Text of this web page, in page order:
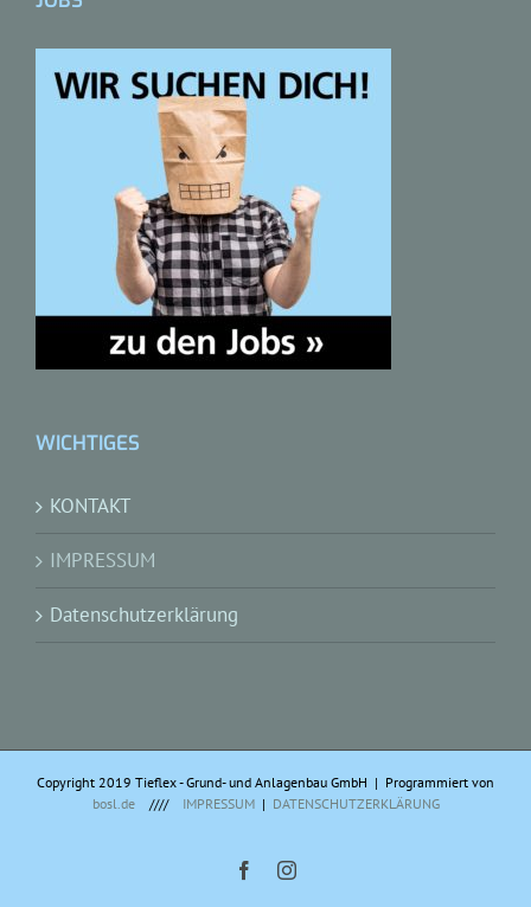
WICHTIGES
KONTAKT
IMPRESSUM
Datenschutzerklärung
Copyright 2019 Tieflex - Grund- und Anlagenbau GmbH | Programmiert von
bosl.de//// IMPRESSUM| DATENSCHUTZERKLÄRUNG
FacebookInstagram